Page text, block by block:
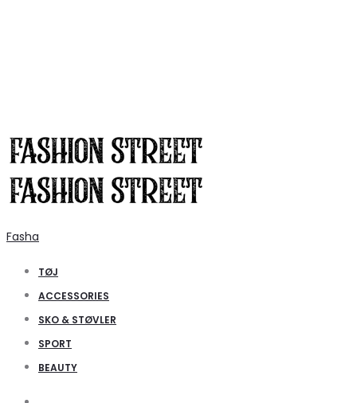
Fasha
TØJ
ACCESSORIES
SKO & STØVLER
SPORT
BEAUTY